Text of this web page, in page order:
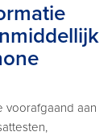
voorafgaand aan